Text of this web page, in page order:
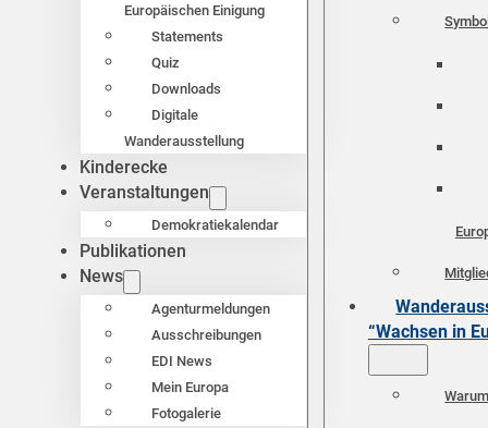
Europäischen Einigung
Statements
Quiz
Downloads
Digitale
Wanderausstellung
Kinderecke
Veranstaltungen
Demokratiekalendar
Publikationen
News
Agenturmeldungen
Ausschreibungen
EDI News
Mein Europa
Fotogalerie
“Wachsen in